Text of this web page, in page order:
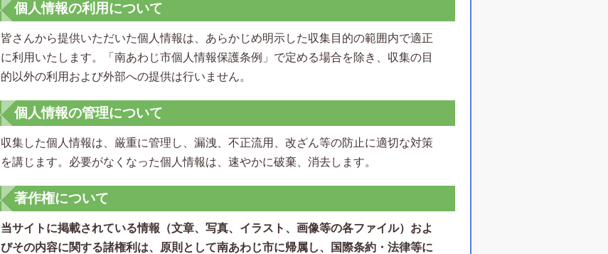
個人情報の利用について
皆さんから提供いただいた個人情報は、あらかじめ明示した収集目的の範囲内で適正
に利用いたします。「南あわじ市個人情報保護条例」で定める場合を除き、収集の目
的以外の利用および外部への提供は行いません。
個人情報の管理について
収集した個人情報は、厳重に管理し、漏洩、不正流用、改ざん等の防止に適切な対策
を講じます。必要がなくなった個人情報は、速やかに破棄、消去します。
著作権について
当サイトに掲載されている情報（文章、写真、イラスト、画像等の各ファイル）およ
びその内容に関する諸権利は、原則として南あわじ市に帰属し、国際条約・法律等に